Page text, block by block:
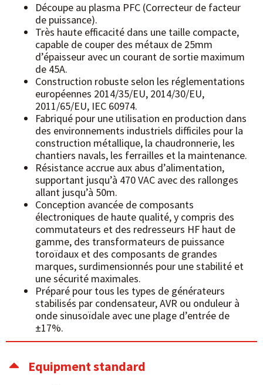
Découpe au plasma PFC (Correcteur de facteur
de puissance).
Très haute efficacité dans une taille compacte,
capable de couper des métaux de 25mm
d’épaisseur avec un courant de sortie maximum
de 45A.
Construction robuste selon les réglementations
européennes 2014/35/EU, 2014/30/EU,
2011/65/EU, IEC 60974.
Fabriqué pour une utilisation en production dans
des environnements industriels difficiles pour la
construction métallique, la chaudronnerie, les
chantiers navals, les ferrailles et la maintenance.
Résistance accrue aux abus d’alimentation,
supportant jusqu’à 470 VAC avec des rallonges
allant jusqu’à 50m.
Conception avancée de composants
électroniques de haute qualité, y compris des
commutateurs et des redresseurs HF haut de
gamme, des transformateurs de puissance
toroïdaux et des composants de grandes
marques, surdimensionnés pour une stabilité et
une sécurité maximales.
Préparé pour tous les types de générateurs
stabilisés par condensateur, AVR ou onduleur à
onde sinusoïdale avec une plage d’entrée de
±17%.
Equipment standard